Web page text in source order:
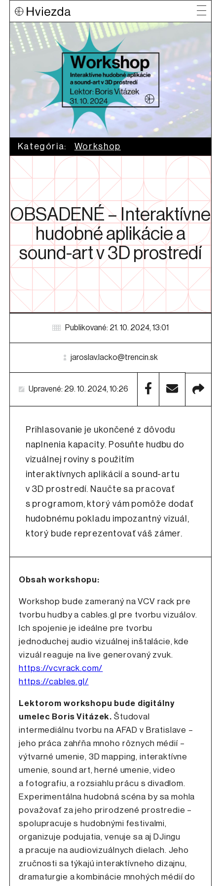
Kategória: Workshop
OBSADENÉ – Interaktívne
hudobné aplikácie a
sound-art v 3D prostredí
Publikované: 21. 10. 2024, 13:01
jaroslav.lacko@trencin.sk
Upravené: 29. 10. 2024, 10:26
Prihlasovanie je ukončené z dôvodu
naplnenia kapacity. Posuňte hudbu do
vizuálnej roviny s použitím
interaktívnych aplikácií a sound-artu
v 3D prostredí. Naučte sa pracovať
s programom, ktorý vám pomôže dodať
hudobnému pokladu impozantný vizuál,
ktorý bude reprezentovať váš zámer.
Obsah workshopu:
Workshop bude zameraný na VCV rack pre
tvorbu hudby a cables.gl pre tvorbu vizuálov.
Ich spojenie je ideálne pre tvorbu
jednoduchej audio vizuálnej inštalácie, kde
vizuál reaguje na live generovaný zvuk.
https://vcvrack.com/
https://cables.gl/
Lektorom workshopu bude digitálny
umelec Boris Vitázek.Študoval
intermediálnu tvorbu na AFAD v Bratislave –
jeho práca zahŕňa mnoho rôznych médií –
výtvarné umenie, 3D mapping, interaktívne
umenie, sound art, herné umenie, video
a fotografiu, a rozsiahlu prácu s divadlom.
Experimentálna hudobná scéna by sa mohla
považovať za jeho prirodzené prostredie –
spolupracuje s hudobnými festivalmi,
organizuje podujatia, venuje sa aj DJingu
a pracuje na audiovizuálnych dielach. Jeho
zručnosti sa týkajú interaktívneho dizajnu,
dramaturgie a kombinácie mnohých médií do